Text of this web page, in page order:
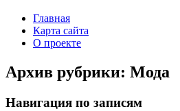
Главная
Карта сайта
О проекте
Архив рубрики: Мода
Навигация по записям